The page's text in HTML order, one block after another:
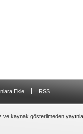
Ekle RSS
ve kaynak gösterilmeden